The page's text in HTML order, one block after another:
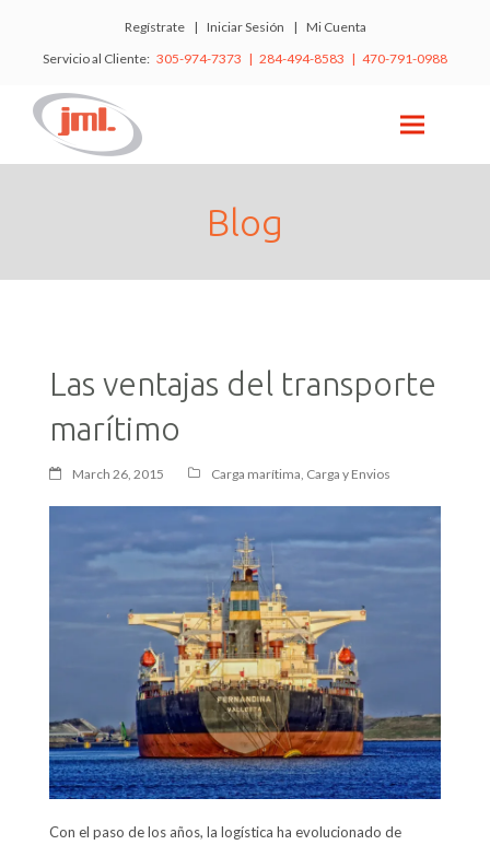
Regístrate| Iniciar Sesión | Mi Cuenta
Servicio al Cliente: 305-974-7373 | 284-494-8583 | 470-791-0988
Blog
Las ventajas del transporte
marítimo
March 26, 2015 Carga marítima Carga y Envios
Con el paso de los años, la logística ha evolucionado de